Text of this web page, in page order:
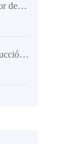
AIMIX AS-4.0 Camión Mezclador de Concreto Autoalimentado: Diseño Innovador y Ventajas Competitivas Internacionales
Mejora de la eficiencia en la producción de hormigón: ventajas de los camiones mezcladores con carga superior en proyectos de infraestructura